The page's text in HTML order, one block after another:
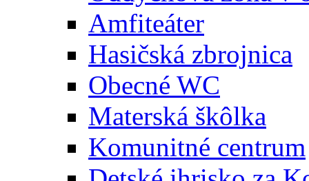
Amfiteáter
Hasičská zbrojnica
Obecné WC
Materská škôlka
Komunitné centrum